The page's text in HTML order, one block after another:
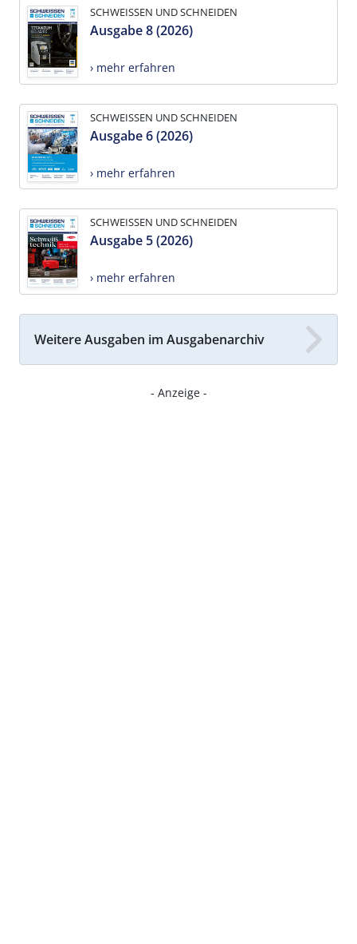
SCHWEISSEN UND SCHNEIDEN
Ausgabe 8 (2026)
› mehr erfahren
SCHWEISSEN UND SCHNEIDEN
Ausgabe 6 (2026)
› mehr erfahren
SCHWEISSEN UND SCHNEIDEN
Ausgabe 5 (2026)
› mehr erfahren
Weitere Ausgaben im Ausgabenarchiv
- Anzeige -